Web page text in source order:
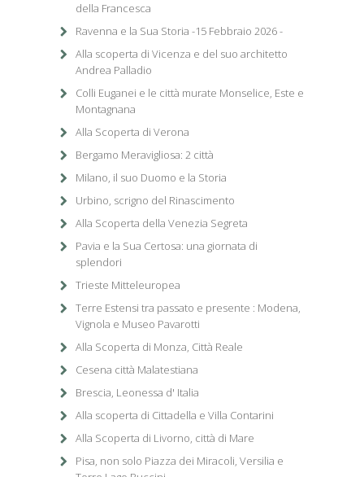
della Francesca
Ravenna e la Sua Storia -15 Febbraio 2026 -
Alla scoperta di Vicenza e del suo architetto
Andrea Palladio
Colli Euganei e le città murate Monselice, Este e
Montagnana
Alla Scoperta di Verona
Bergamo Meravigliosa: 2 città
Milano, il suo Duomo e la Storia
Urbino, scrigno del Rinascimento
Alla Scoperta della Venezia Segreta
Pavia e la Sua Certosa: una giornata di
splendori
Trieste Mitteleuropea
Terre Estensi tra passato e presente : Modena,
Vignola e Museo Pavarotti
Alla Scoperta di Monza, Città Reale
Cesena città Malatestiana
Brescia, Leonessa d' Italia
Alla scoperta di Cittadella e Villa Contarini
Alla Scoperta di Livorno, città di Mare
Pisa, non solo Piazza dei Miracoli, Versilia e